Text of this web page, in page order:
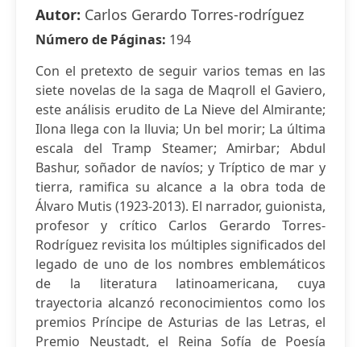
Autor: Carlos Gerardo Torres-rodríguez
Número de Páginas: 194
Con el pretexto de seguir varios temas en las
siete novelas de la saga de Maqroll el Gaviero,
este análisis erudito de La Nieve del Almirante;
Ilona llega con la lluvia; Un bel morir; La última
escala del Tramp Steamer; Amirbar; Abdul
Bashur, soñador de navíos; y Tríptico de mar y
tierra, ramifica su alcance a la obra toda de
Álvaro Mutis (1923-2013). El narrador, guionista,
profesor y crítico Carlos Gerardo Torres-
Rodríguez revisita los múltiples significados del
legado de uno de los nombres emblemáticos
de la literatura latinoamericana, cuya
trayectoria alcanzó reconocimientos como los
premios Príncipe de Asturias de las Letras, el
Premio Neustadt, el Reina Sofía de Poesía